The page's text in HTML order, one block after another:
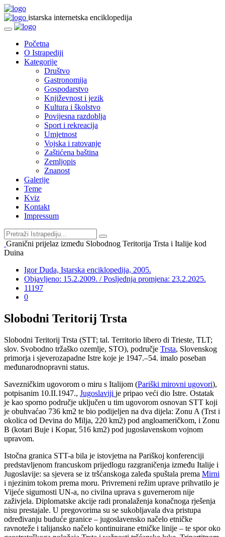
istarska internetska enciklopedija
Početna
O Istrapediji
Kategorije
Društvo
Gastronomija
Gospodarstvo
Književnost i jezik
Kultura i školstvo
Povijesna razdoblja
Sport i rekreacija
Umjetnost
Vojska i ratovanje
Zaštićena baština
Zemljopis
Znanost
Galerije
Teme
Kviz
Kontakt
Impressum
Granični prijelaz između Slobodnog Teritorija Trsta i Italije kod
Duina
Igor Duda, Istarska enciklopedija, 2005.
Objavljeno: 15.2.2009. / Posljednja promjena: 23.2.2025.
11197
0
Slobodni Teritorij Trsta
Slobodni Teritorij Trsta (STT; tal. Territorio libero di Trieste, TLT;
slov. Svobodno tržaško ozemlje, STO), područje Trsta, Slovenskog
primorja i sjeverozapadne Istre koje je 1947.–54. imalo poseban
međunarodnopravni status.
Savezničkim ugovorom o miru s Italijom (Pariški mirovni ugovori),
potpisanim 10.II.1947., Jugoslaviji je pripao veći dio Istre. Ostatak
je kao sporno područje uključen u tim ugovorom osnovan STT koji
je obuhvaćao 736 km2 te bio podijeljen na dva dijela: Zonu A (Trst i
okolica od Devina do Milja, 220 km2) pod angloameričkom, i Zonu
B (kotari Buje i Kopar, 516 km2) pod jugoslavenskom vojnom
upravom.
Istočna granica STT-a bila je istovjetna na Pariškoj konferenciji
predstavljenom francuskom prijedlogu razgraničenja između Italije i
Jugoslavije: sa sjevera se iz tršćanskoga zaleđa spuštala prema Mirni
i njezinim tokom prema moru. Privremeni režim uprave prihvatilo je
Vijeće sigurnosti UN-a, no civilna uprava s guvernerom nije
zaživjela. Diplomatske akcije radi pronalaženja konačnoga rješenja
nisu prestajale. U pregovorima su se sukobljavala dva pristupa
određivanju buduće granice – jugoslavensko načelo etničke
ravnoteže i talijansko načelo kontinuirane etničke linije – te spor oko